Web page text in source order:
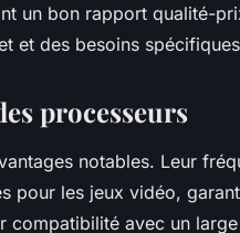
un bon rapport qualité-
et des besoins
processeurs
notables. Leur
pour les jeux vidéo,
compatibilité avec un